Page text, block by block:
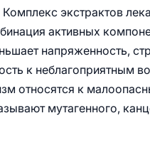
экстрактов
активных
напряженность,
к неблагоприятным
относятся к
мутагенного,